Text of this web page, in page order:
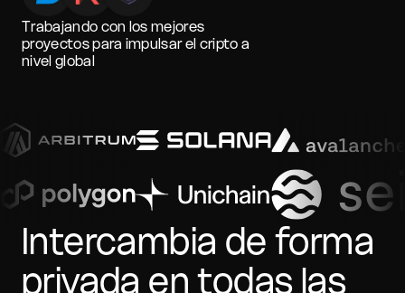
Trabajando con los mejores
proyectos para impulsar el cripto a
nivel global
Intercambia de forma
privada en todas las